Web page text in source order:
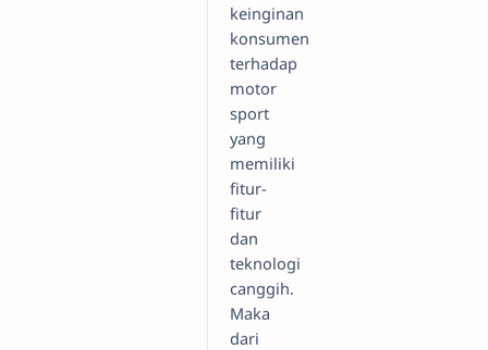
keinginan
konsumen
terhadap
motor
sport
yang
memiliki
fitur-
fitur
dan
teknologi
canggih.
Maka
dari